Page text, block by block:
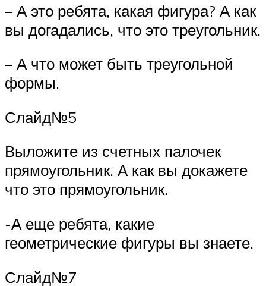
– А это ребята, какая фигура? А как
вы догадались, что это треугольник.
– А что может быть треугольной
формы.
Слайд№5
Выложите из счетных палочек
прямоугольник. А как вы докажете
что это прямоугольник.
-А еще ребята, какие
геометрические фигуры вы знаете.
Слайд№7